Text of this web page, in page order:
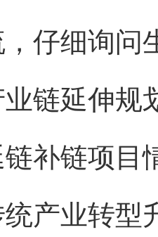
，仔细询问
链延伸规
补链项目
产业转型